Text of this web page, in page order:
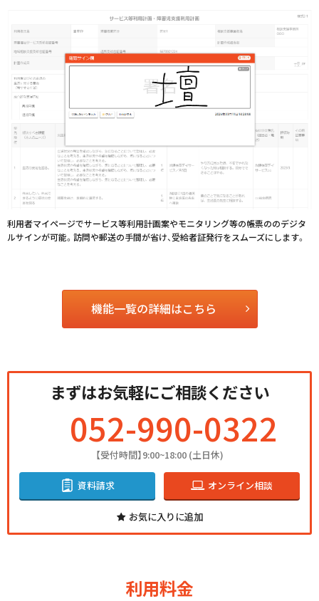
利用者マイページでサービス等利用計画案やモニタリング等の帳票ののデジタ
ルサインが可能。訪問や郵送の手間が省け、受給者証発行をスムーズにします。
機能一覧の詳細はこちら
まずはお気軽にご相談ください
052-990-0322
【受付時間】9:00~18:00 (土日休)
資料請求 オンライン相談
お気に入りに追加
利用料金